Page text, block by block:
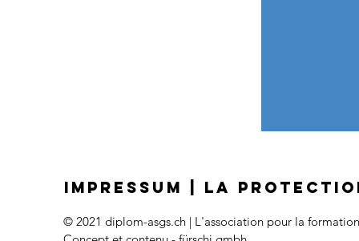
IMPRESSUM LA
© 2021 diplom-asgs.ch | L'association pour la